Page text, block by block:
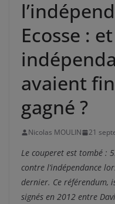
Ecosse :
avaient
gagné ?
Nicolas MOULIN 21
Le couperet est tombé :
contre l’indépendance
dernier. Ce référendum,
signés en 2012 entre